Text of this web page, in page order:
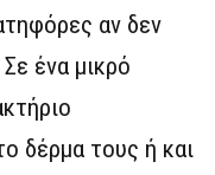
αν δεν
ένα μικρό
δέρμα τους ή και